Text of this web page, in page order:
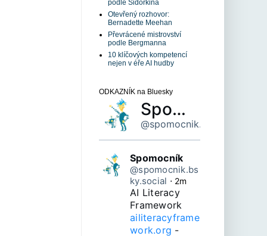
podle Sidorkina
Otevřený rozhovor:
Bernadette Meehan
Převrácené mistrovství
podle Bergmanna
10 klíčových kompetencí
nejen v éře AI hudby
ODKAZNÍK na Bluesky
Spomocník
@spomocnik.bsky.social
Spomocník
@spomocnik.bs
ky.social ⋅ 2m
AI Literacy
ailiteracyframe
work.org -